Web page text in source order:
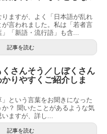
ますが、よく「日本語が乱れ
言われました。私は「若者言
「新語・流行語」も含...
記事を読む
さんそう／しぼくさん
りやすくご紹介しま
という言葉をお聞きになった
か？ 聞いたことがあるような気
ますが、詳し...
記事を読む